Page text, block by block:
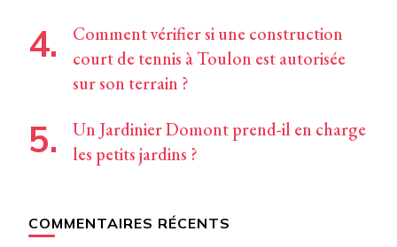
Comment vérifier si une construction
court de tennis à Toulon est autorisée
sur son terrain ?
Un Jardinier Domont prend-il en charge
les petits jardins ?
COMMENTAIRES RÉCENTS